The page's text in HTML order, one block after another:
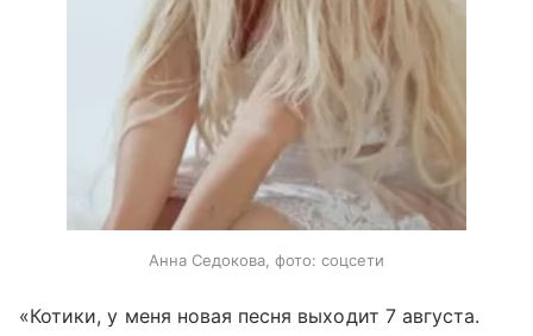
Анна Седокова, фото: соцсети
«Котики, у меня новая песня выходит 7 августа.